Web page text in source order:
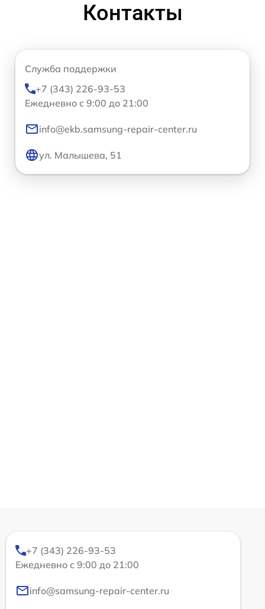
Контакты
Служба поддержки
+7 (343) 226-93-53
Ежедневно с 9:00 до 21:00
info@ekb.samsung-repair-center.ru
ул. Малышева, 51
+7 (343) 226-93-53
Ежедневно с 9:00 до 21:00
info@samsung-repair-center.ru